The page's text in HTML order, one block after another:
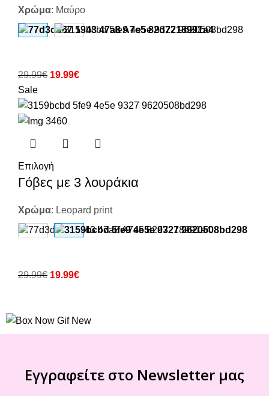
Χρώμα: Μαύρο
29.99€ 19.99€
Sale
Επιλογή
Γόβες με 3 λουράκια
Χρώμα: Leopard print
29.99€ 19.99€
Εγγραφείτε στο Newsletter μας